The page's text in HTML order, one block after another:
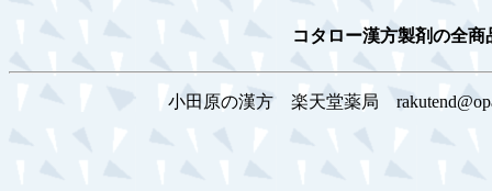
コタロー漢方製剤の全
小田原の漢方 楽天堂薬局